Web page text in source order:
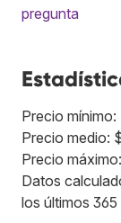
pregunta
Precio
Precio medio:
Precio
Datos
los últimos 365